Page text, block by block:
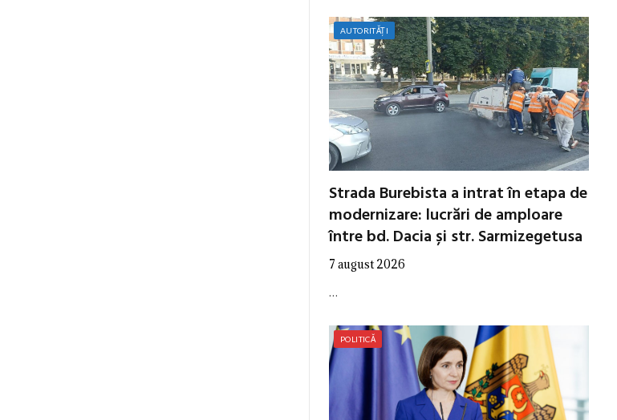
AUTORITĂȚI
Strada Burebista a intrat în etapa de
modernizare: lucrări de amploare
între bd. Dacia și str. Sarmizegetusa
7 august 2026
…
POLITICĂ